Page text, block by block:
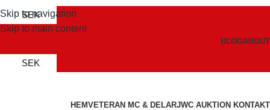
Skip to navigation
Skip to main content
SEK
BLOGABOUT
SEK
HEMVETERAN MC & DELARJWC AUKTION KONTAKT